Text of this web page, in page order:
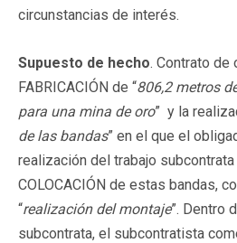
circunstancias de interés.
Supuesto de hecho. Contrato de
FABRICACIÓN de “806,2 metros
para una mina de oro” y la
de las bandas” en el que el
realización del trabajo
COLOCACIÓN de estas bandas,
“realización del montaje”. Dentro
subcontrata, el subcontratista